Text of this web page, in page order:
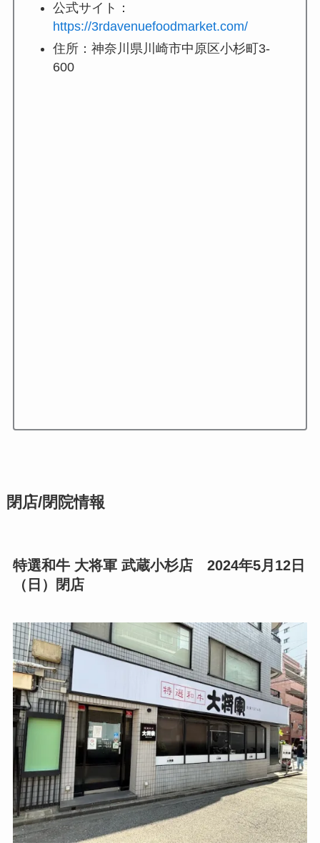
公式サイト：
https://3rdavenuefoodmarket.com/
住所：神奈川県川崎市中原区小杉町3-
600
閉店/閉院情報
特選和牛 大将軍 武蔵小杉店 2024年5月12日
（日）閉店